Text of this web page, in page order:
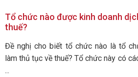
Tổ chức nào được kinh doanh
thuế?
Đề nghị cho biết tổ chức nào là tổ
làm thủ tục về thuế? Tổ chức này có
...